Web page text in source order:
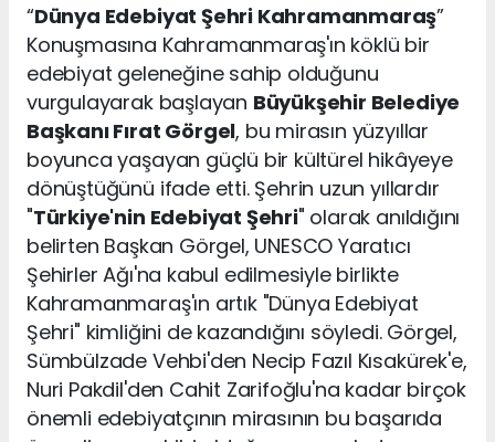
“Dünya Edebiyat Şehri Kahramanmaraş”
Konuşmasına Kahramanmaraş'ın köklü bir
edebiyat geleneğine sahip olduğunu
vurgulayarak başlayan Büyükşehir Belediye
Başkanı Fırat Görgel, bu mirasın yüzyıllar
boyunca yaşayan güçlü bir kültürel hikâyeye
dönüştüğünü ifade etti. Şehrin uzun yıllardır
"Türkiye'nin Edebiyat Şehri" olarak anıldığını
belirten Başkan Görgel, UNESCO Yaratıcı
Şehirler Ağı'na kabul edilmesiyle birlikte
Kahramanmaraş'ın artık "Dünya Edebiyat
Şehri" kimliğini de kazandığını söyledi. Görgel,
Sümbülzade Vehbi'den Necip Fazıl Kısakürek'e,
Nuri Pakdil'den Cahit Zarifoğlu'na kadar birçok
önemli edebiyatçının mirasının bu başarıda